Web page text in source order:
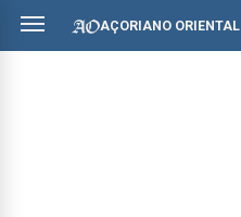
AÇORIANO ORIENTAL